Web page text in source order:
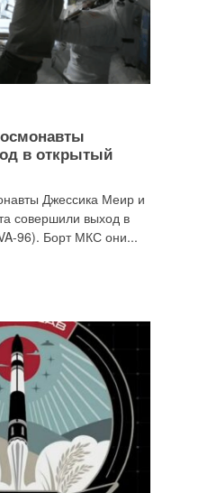
в открытый
Джессика Меир и
совершили выход в
96). Борт МКС они...